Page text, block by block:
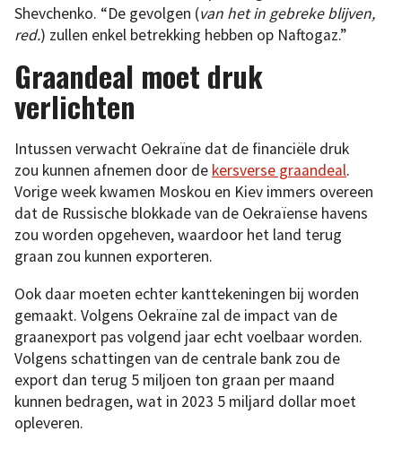
Shevchenko. “De gevolgen (van het in gebreke blijven,
red.) zullen enkel betrekking hebben op Naftogaz.”
Graandeal moet druk
verlichten
Intussen verwacht Oekraïne dat de financiële druk
zou kunnen afnemen door de kersverse graandeal.
Vorige week kwamen Moskou en Kiev immers overeen
dat de Russische blokkade van de Oekraïense havens
zou worden opgeheven, waardoor het land terug
graan zou kunnen exporteren.
Ook daar moeten echter kanttekeningen bij worden
gemaakt. Volgens Oekraïne zal de impact van de
graanexport pas volgend jaar echt voelbaar worden.
Volgens schattingen van de centrale bank zou de
export dan terug 5 miljoen ton graan per maand
kunnen bedragen, wat in 2023 5 miljard dollar moet
opleveren.